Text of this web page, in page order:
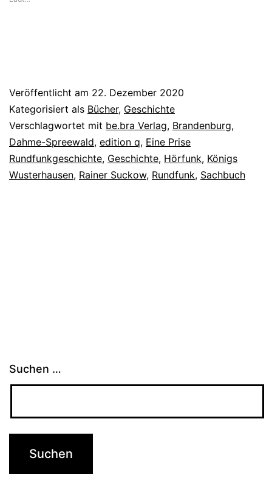
Veröffentlicht am 22. Dezember 2020
Kategorisiert als Bücher, Geschichte
Verschlagwortet mit be.bra Verlag, Brandenburg,
Dahme-Spreewald, edition q, Eine Prise
Rundfunkgeschichte, Geschichte, Hörfunk, Königs
Wusterhausen, Rainer Suckow, Rundfunk, Sachbuch
Suchen …